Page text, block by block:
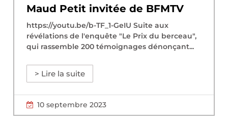
Maud Petit invitée de BFMTV
https://youtu.be/b-TF_1-GeIU Suite aux
révélations de l'enquête "Le Prix du berceau",
qui rassemble 200 témoignages dénonçant...
> Lire la suite
10 septembre 2023